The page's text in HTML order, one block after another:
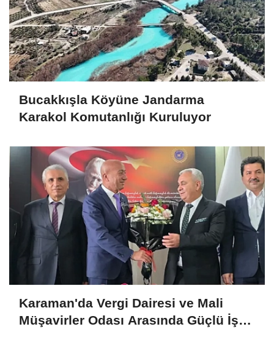
Bucakkışla Köyüne Jandarma
Karakol Komutanlığı Kuruluyor
Karaman'da Vergi Dairesi ve Mali
Müşavirler Odası Arasında Güçlü İş